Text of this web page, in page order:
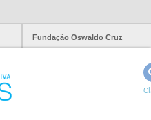
Fundação Oswaldo Cruz